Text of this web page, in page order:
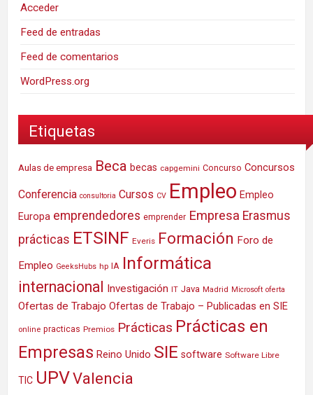
Acceder
Feed de entradas
Feed de comentarios
WordPress.org
Etiquetas
Aulas de empresa Beca becas capgemini Concurso Concursos
Conferencia consultoria Cursos CV Empleo Empleo
Europa emprendedores emprender Empresa Erasmus
prácticas ETSINF Everis Formación Foro de
Empleo GeeksHubs hp IA Informática
internacional Investigación IT Java Madrid Microsoft oferta
Ofertas de Trabajo Ofertas de Trabajo – Publicadas en SIE
online practicas Premios Prácticas Prácticas en
Empresas Reino Unido SIE software Software Libre
TIC UPVValencia